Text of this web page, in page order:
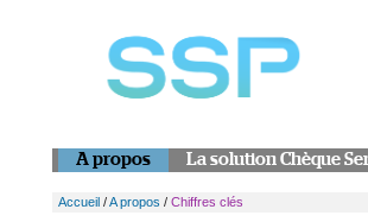
A propos La solution Chèque
Accueil /A propos / Chiffres clés